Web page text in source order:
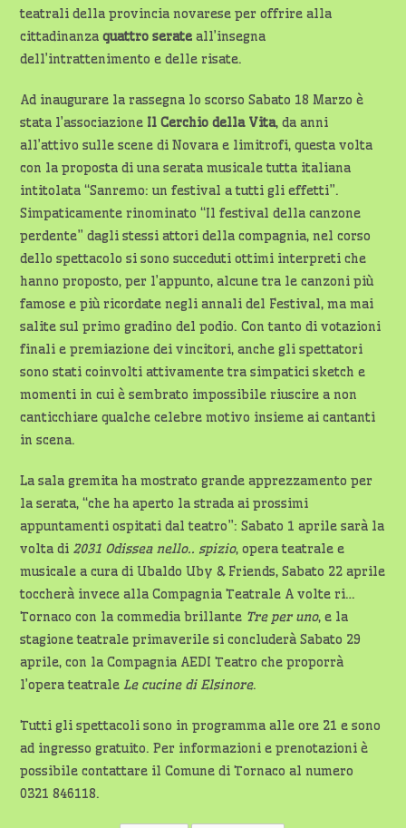
teatrali della provincia novarese per offrire alla
cittadinanzaquattro serate all’insegna
dell’intrattenimento e delle risate.
Ad inaugurare la rassegna lo scorso Sabato 18 Marzo è
stata l’associazione Il Cerchio della Vita, da anni
all’attivo sulle scene di Novara e limitrofi, questa volta
con la proposta di una serata musicale tutta italiana
intitolata “Sanremo: un festival a tutti gli effetti”.
Simpaticamente rinominato “Il festival della canzone
perdente” dagli stessi attori della compagnia, nel corso
dello spettacolo si sono succeduti ottimi interpreti che
hanno proposto, per l’appunto, alcune tra le canzoni più
famose e più ricordate negli annali del Festival, ma mai
salite sul primo gradino del podio. Con tanto di votazioni
finali e premiazione dei vincitori, anche gli spettatori
sono stati coinvolti attivamente tra simpatici sketch e
momenti in cui è sembrato impossibile riuscire a non
canticchiare qualche celebre motivo insieme ai cantanti
in scena.
La sala gremita ha mostrato grande apprezzamento per
la serata, “che ha aperto la strada ai prossimi
appuntamenti ospitati dal teatro”: Sabato 1 aprile sarà la
volta di 2031 Odissea nello.. spizio, opera teatrale e
musicale a cura di Ubaldo Uby & Friends, Sabato 22 aprile
toccherà invece alla Compagnia Teatrale A volte ri…
Tornaco con la commedia brillante Tre per uno, e la
stagione teatrale primaverile si concluderà Sabato 29
aprile, con la Compagnia AEDI Teatro che proporrà
l’opera teatraleLe cucine di Elsinore.
Tutti gli spettacoli sono in programma alle ore 21 e sono
ad ingresso gratuito. Per informazioni e prenotazioni è
possibile contattare il Comune di Tornaco al numero
0321 846118.